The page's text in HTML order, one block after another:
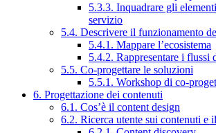
5.3.3. Inquadrare gli
servizio
5.4. Descrivere il funzionamento
5.4.1. Mappare l’ecosistema
5.4.2. Rappresentare i flussi
5.5. Co-progettare le soluzioni
5.5.1. Workshop di co-
6. Progettazione dei contenuti
6.1. Cos’è il content design
6.2. Ricerca utente sui contenuti e